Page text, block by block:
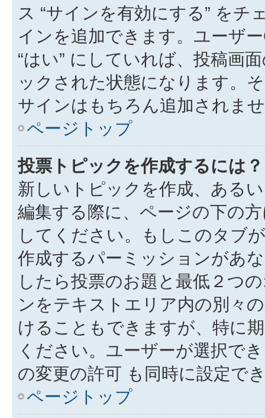
ス “サインを有効にする” を
インを追加できます。ユーザ
“はい” にしていれば、投稿画
ックされた状態になります。
サインはもちろん追加されま
ページトップ
投票トピックを作成するには？
新しいトピックを作成、ある
編集する際に、ページの下の
してください。もしこのタブ
作成するパーミッションがあ
したら投票のお題と最低２つ
ンをテキストエリア内の別々
けることもできますが、特に
ください。ユーザーが選択で
の変更の許可 も同時に設定で
ページトップ